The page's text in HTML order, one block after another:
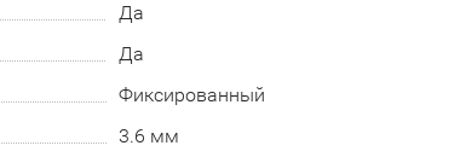
Да
Да
Фиксированный
3.6 мм